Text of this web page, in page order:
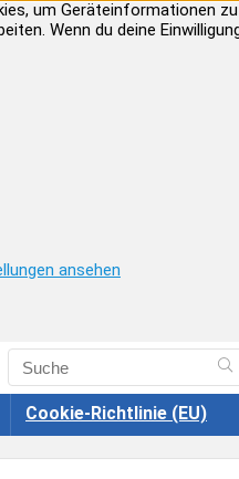
um Geräteinformationen
Wenn du deine
ansehen
Cookie-Richtlinie (EU)